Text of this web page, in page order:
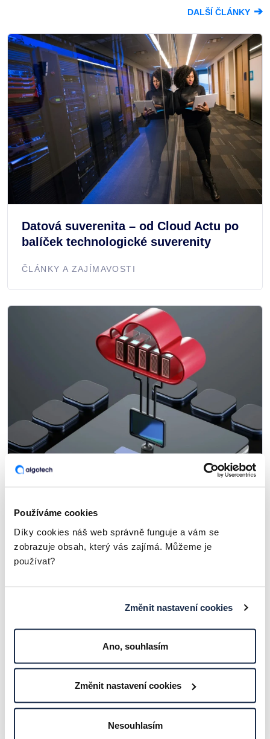
Používáme cookies
Díky cookies náš web správně funguje a vám se
zobrazuje obsah, který vás zajímá. Můžeme je
používat?
Změnit nastavení cookies
Ano, souhlasím
Změnit nastavení cookies
Nesouhlasím
DALŠÍ ČLÁNKY ➔
Datová suverenita – od Cloud Actu po
balíček technologické suverenity
ČLÁNKY A ZAJÍMAVOSTI